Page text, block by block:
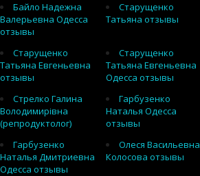
Байло Надежна
Валерьевна Одесса
отзывы
Старущенко
Татьяна отзывы
Старущенко
Татьяна Евгеньевна
отзывы
Старущенко
Татьяна Евгеньевна
Одесса отзывы
Стрелко Галина
Володимирівна
(репродуктолог)
Гарбузенко
Наталья Одесса
отзывы
Гарбузенко
Наталья Дмитриевна
Одесса отзывы
Олеся Васильевна
Колосова отзывы